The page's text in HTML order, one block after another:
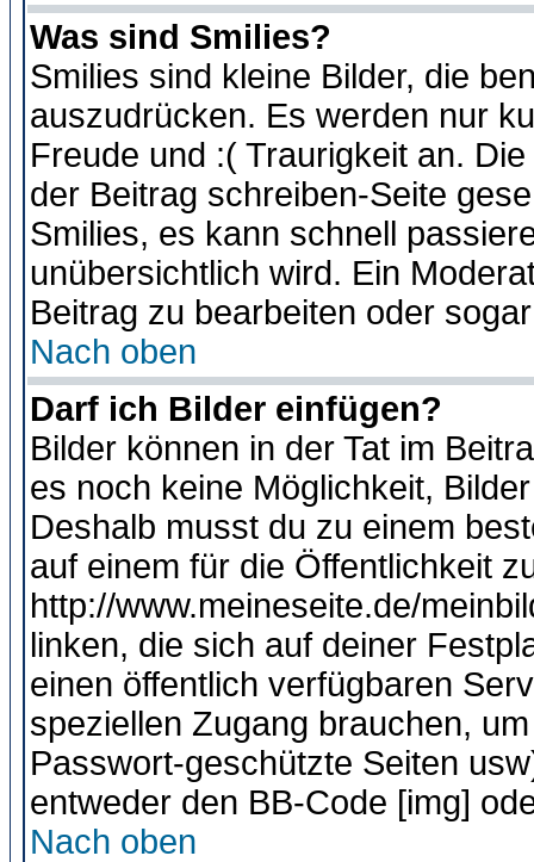
Was sind Smilies?
Smilies sind kleine Bilder, die
auszudrücken. Es werden nur
Freude und :( Traurigkeit an.
der Beitrag schreiben-Seite
Smilies, es kann schnell
unübersichtlich wird. Ein
Beitrag zu bearbeiten oder
Nach oben
Darf ich Bilder einfügen?
Bilder können in der Tat im
es noch keine Möglichkeit,
Deshalb musst du zu einem
auf einem für die Öffentlichkeit
http://www.meineseite.de/
linken, die sich auf deiner
einen öffentlich verfügbaren
speziellen Zugang brauchen,
Passwort-geschützte Seiten
entweder den BB-Code [img]
Nach oben